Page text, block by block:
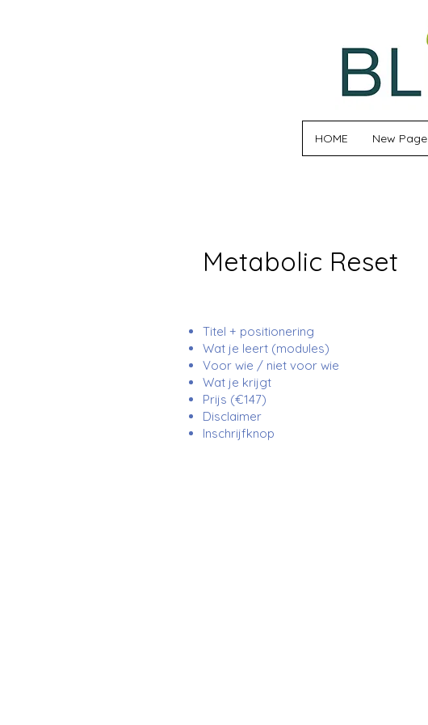
HOME New Page
Metabolic Reset
Titel + positionering
Wat je leert (modules)
Voor wie / niet voor wie
Wat je krijgt
Prijs (€147)
Disclaimer
Inschrijfknop